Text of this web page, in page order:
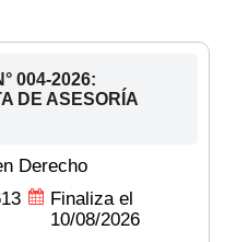
004-2026:
DE ASESORÍA
Derecho
Finaliza el
10/08/2026